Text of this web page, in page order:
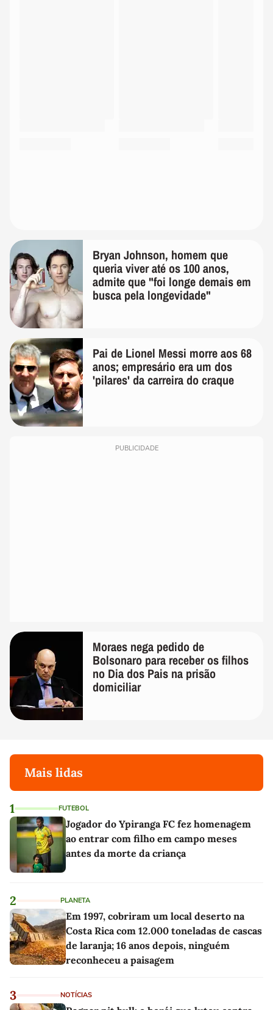
Bryan Johnson, homem que
queria viver até os 100 anos,
admite que "foi longe demais em
busca pela longevidade"
Pai de Lionel Messi morre aos 68
anos; empresário era um dos
'pilares' da carreira do craque
PUBLICIDADE
Moraes nega pedido de
Bolsonaro para receber os filhos
no Dia dos Pais na prisão
domiciliar
Mais lidas
1 FUTEBOL
Jogador do Ypiranga FC fez homenagem
ao entrar com filho em campo meses
antes da morte da criança
2 PLANETA
Em 1997, cobriram um local deserto na
Costa Rica com 12.000 toneladas de cascas
de laranja; 16 anos depois, ninguém
reconheceu a paisagem
3 NOTÍCIAS